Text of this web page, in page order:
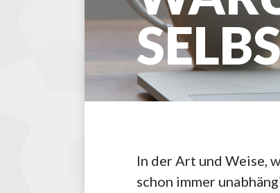
In der Art und Weise,
schon immer